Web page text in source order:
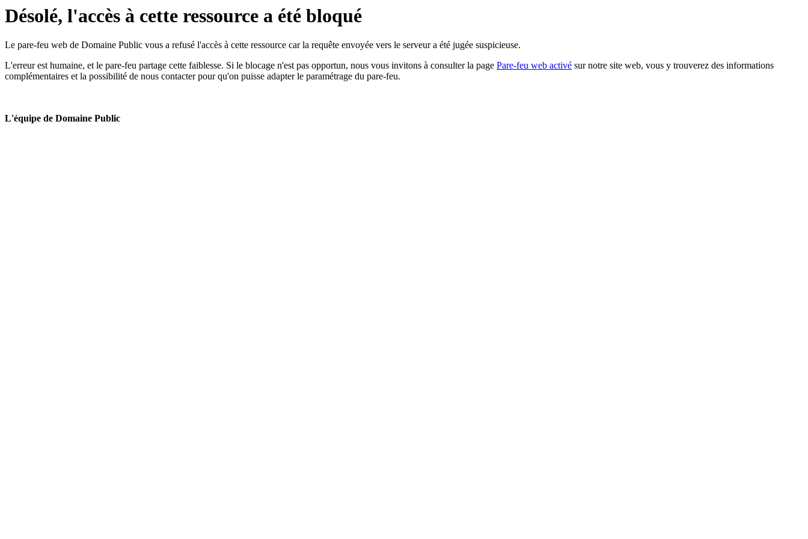
Désolé, l'accès à cette ressource a été bloqué
Le pare-feu web de Domaine Public vous a refusé l'accès à cette ressource car la requête envoyée vers le serveur a été jugée suspicieuse.
L'erreur est humaine, et le pare-feu partage cette faiblesse. Si le blocage n'est pas opportun, nous vous invitons à consulter la page Pare-feu web activé sur notre site web, vous y trouverez des informations
complémentaires et la possibilité de nous contacter pour qu'on puisse adapter le paramétrage du pare-feu.
L'équipe de Domaine Public